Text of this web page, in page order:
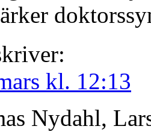
kl. 12:13
Nydahl,